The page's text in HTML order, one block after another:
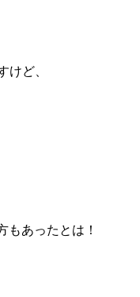
ど、
あったとは！